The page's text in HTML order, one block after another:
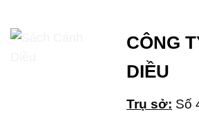
CÔNG
DIỀU
Trụ sở: Số